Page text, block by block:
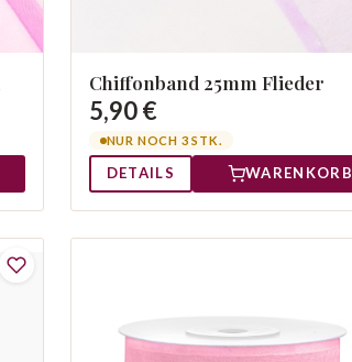
Chiffonband 25mm Flieder
5,90 €
NUR NOCH 3 STK.
DETAILS WARENKORB